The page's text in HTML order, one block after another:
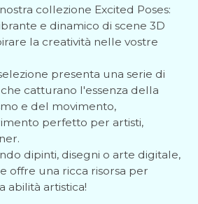
collezione Excited Poses:
e dinamico di scene 3D
la creatività nelle vostre
presenta una serie di
catturano l'essenza della
e del movimento,
perfetto per artisti,
dipinti, disegni o arte digitale,
offre una ricca risorsa per
abilità artistica!